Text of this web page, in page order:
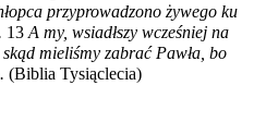
przyprowadzono żywego ku
13A my, wsiadłszy wcześniej na
mieliśmy zabrać Pawła, bo
(Biblia Tysiąclecia)